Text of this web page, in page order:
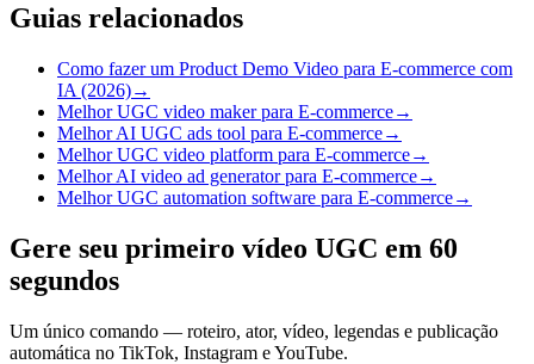
Guias relacionados
Como fazer um Product Demo Video para E-commerce com
IA (2026)→
Melhor UGC video maker para E-commerce→
Melhor AI UGC ads tool para E-commerce→
Melhor UGC video platform para E-commerce→
Melhor AI video ad generator para E-commerce→
Melhor UGC automation software para E-commerce→
Gere seu primeiro vídeo UGC em 60
segundos
Um único comando — roteiro, ator, vídeo, legendas e publicação
automática no TikTok, Instagram e YouTube.